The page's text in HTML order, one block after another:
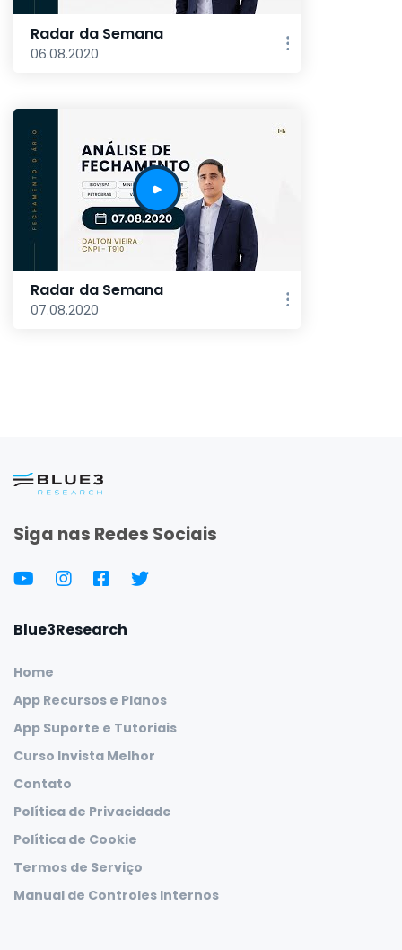
Radar da Semana
06.08.2020
Radar da Semana
07.08.2020
Siga nas Redes Sociais
Blue3Research
Home
App Recursos e Planos
App Suporte e Tutoriais
Curso Invista Melhor
Contato
Política de Privacidade
Política de Cookie
Termos de Serviço
Manual de Controles Internos